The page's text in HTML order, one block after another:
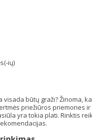
ių)
visada būtų graži? Žinoma,
priežiūros priemones
yra tokia plati. Rinktis